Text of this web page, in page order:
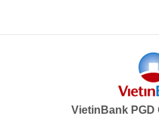
VietinBank PGD